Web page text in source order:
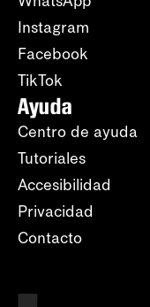
Instagram
Facebook
TikTok
Ayuda
Centro de ayuda
Tutoriales
Accesibilidad
Privacidad
Contacto